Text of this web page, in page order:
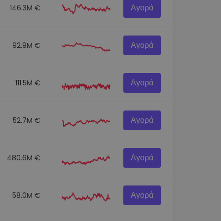
146.3M € Αγορά
92.9M € Αγορά
111.5M € Αγορά
52.7M € Αγορά
480.6M € Αγορά
58.0M € Αγορά